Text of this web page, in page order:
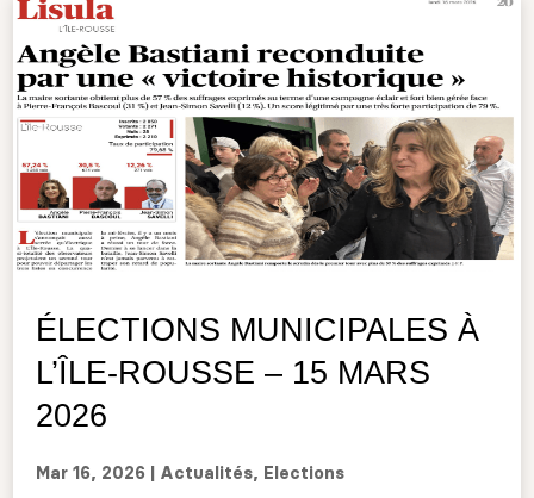
ÉLECTIONS MUNICIPALES À
L’ÎLE-ROUSSE – 15 MARS
2026
Mar 16, 2026 Actualités, Elections